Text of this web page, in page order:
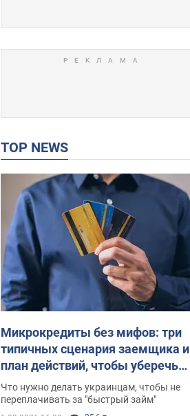
TOP NEWS
Микрокредиты без мифов: три
типичных сценария заемщика и
план действий, чтобы уберечь
свои деньги
Что нужно делать украинцам, чтобы не
переплачивать за "быстрый займ"